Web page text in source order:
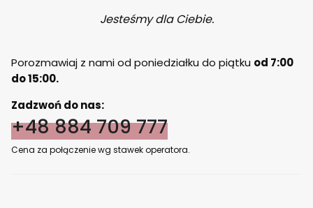
Jesteśmy dla Ciebie.
Porozmawiaj z nami od poniedziałku do piątku od 7:00
do 15:00.
Zadzwoń do nas:
+48 884 709 777
Cena za połączenie wg stawek operatora.